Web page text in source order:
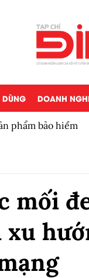
DÙNG DOANH
phẩm bảo hiểm
mối
xu